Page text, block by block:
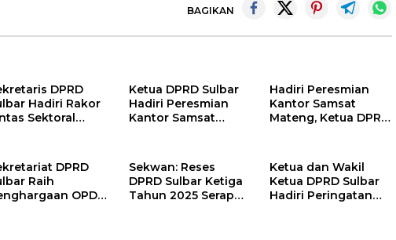
BAGIKAN
DPRD
Hadiri Rakor
Sektoral
Ketua DPRD Sulbar
Hadiri Peresmian
Kantor Samsat
Hadiri Peresmian
Kantor Samsat
Mateng, Ketua DPRD
Lebih Maksimal
DPRD
Raih
OPD
Sekwan: Reses
DPRD Sulbar Ketiga
Tahun 2025 Serap
Ketua dan Wakil
Ketua DPRD Sulbar
Hadiri Peringatan